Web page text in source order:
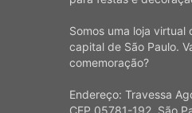
Somos uma loja
capital de São Paulo.
comemoração?
Endereço: Travessa